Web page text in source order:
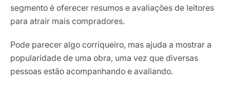
segmento é oferecer resumos e avaliações de leitores
para atrair mais compradores.
Pode parecer algo corriqueiro, mas ajuda a mostrar a
popularidade de uma obra, uma vez que diversas
pessoas estão acompanhando e avaliando.